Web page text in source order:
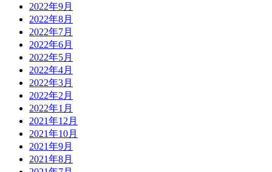
2022年9月
2022年8月
2022年7月
2022年6月
2022年5月
2022年4月
2022年3月
2022年2月
2022年1月
2021年12月
2021年10月
2021年9月
2021年8月